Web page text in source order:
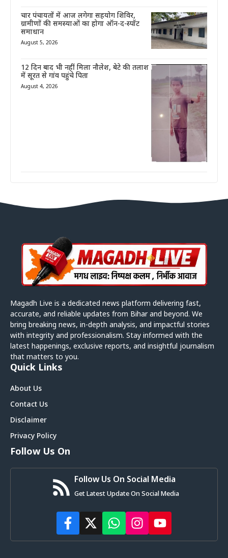
चार पंचायतों में आज लगेगा सहयोग शिविर,
ग्रामीणों की समस्याओं का होगा ऑन-द-स्पॉट
समाधान
August 5, 2026
12 दिन बाद भी नहीं मिला नौलेश, बेटे की तलाश
में सूरत से गांव पहुंचे पिता
August 4, 2026
Magadh Live is a dedicated news platform delivering fast,
accurate, and reliable updates from Bihar and beyond. We
bring breaking news, in-depth analysis, and impactful stories
with integrity and professionalism. Stay informed with the
latest happenings, exclusive reports, and insightful journalism
that matters to you.
Quick Links
About Us
Contact Us
Disclaimer
Privacy Policy
Follow Us On
Follow Us On Social Media
Get Latest Update On Social Media